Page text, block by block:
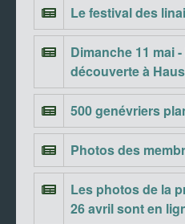
Le festival des
Dimanche 11 mai
découverte à
500 genévriers
Photos des
Les photos de la
26 avril sont en